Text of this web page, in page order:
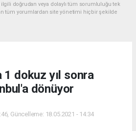
ilgili doğrudan veya dolaylı tüm sorumluluğu tek
tüm yorumlardan site yönetimi hiçbir şekilde
1 dokuz yıl sonra
dönüyor
Güncelleme: 18.05.2021 - 14:34